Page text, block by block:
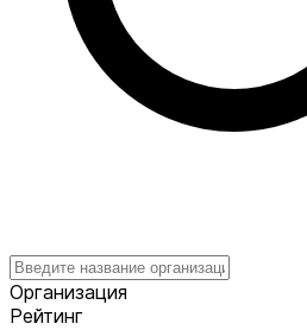
Организация
Рейтинг